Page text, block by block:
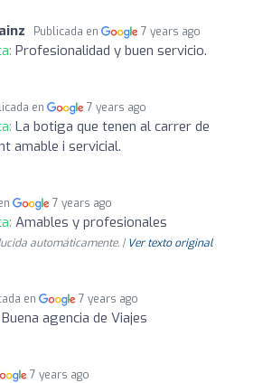
Publicada en 7 years ago
Profesionalidad y buen servicio.
en 7 years ago
La botiga que tenen al carrer de
amable i servicial.
7 years ago
Amables y profesionales
automáticamente. | Ver texto original
en 7 years ago
Buena agencia de Viajes
7 years ago